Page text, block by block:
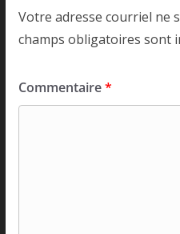
Votre adresse courriel ne
champs obligatoires sont
Commentaire*